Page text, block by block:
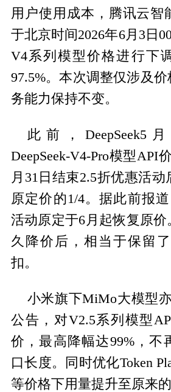
用户使用成本，腾讯云智
于北京时间2026年6月3日
V4系列模型价格进行下
97.5%。本次调整仅涉及
务能力保持不变。
此前，DeepSeek5
DeepSeek-V4-Pro模型API
月31日结束2.5折优惠活
原定价的1/4。据此前报
活动原定于6月起恢复原
久降价后，相当于保留
扣。
小米旗下MiMo大模型
公告，对V2.5系列模型
价，最高降幅达99%，不
口长度。同时优化Token
等价格下用量提升至原来